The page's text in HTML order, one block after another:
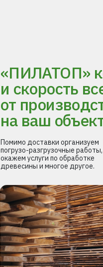
«ПИЛАТОП»
и скорость
от
на ваш
Помимо доставки организуем
погрузо-разгрузочные работы,
окажем услуги по обработке
древесины и многое другое.